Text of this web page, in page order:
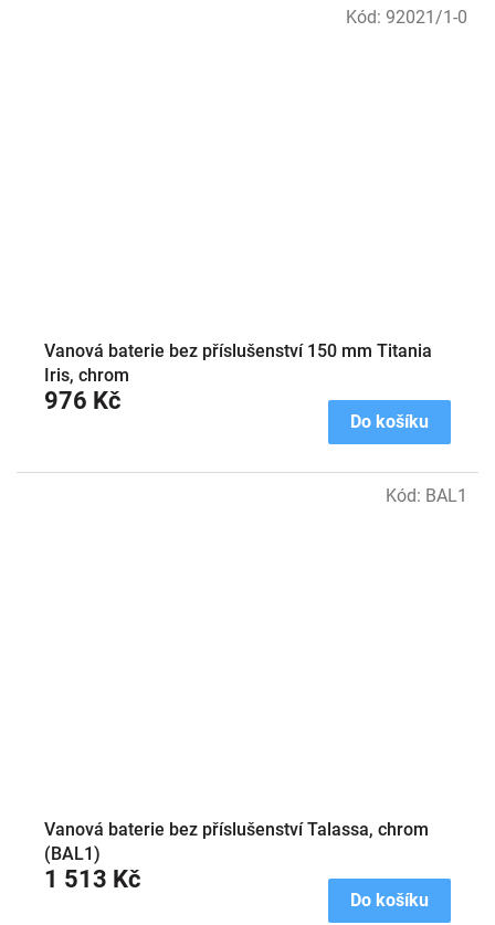
Vanová baterie bez příslušenství 150 mm Titania
Iris, chrom
976 Kč
Do košíku
Kód: 92021/1-0
Vanová baterie bez příslušenství Talassa, chrom
(BAL1)
1 513 Kč
Do košíku
Kód: BAL1